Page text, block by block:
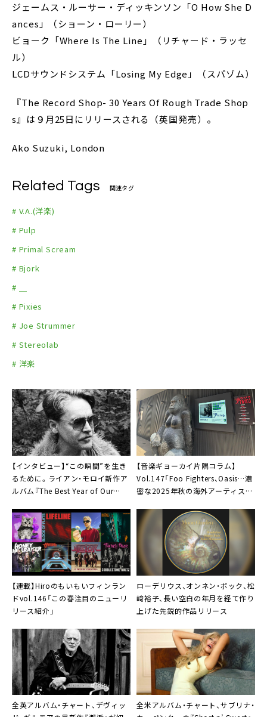
ジェームス・ルーサー・ディッキンソン「O How She D
ances」（ショーン・ローリー）
ビョーク「Where Is The Line」（リチャード・ラッセ
ル）
LCDサウンドシステム「Losing My Edge」（スパゾム）
『The Record Shop- 30 Years Of Rough Trade Shop
s』は９月25日にリリースされる（英国発売）。
Ako Suzuki, London
Related Tags 関連タグ
# V.A.(洋楽)
# Pulp
# Primal Scream
# Bjork
# ＿
# Pixies
# Joe Strummer
# Stereolab
# 洋楽
【インタビュー】“この瞬間”を生き
るために。ライアン・モロイ新作ア
ルバム『The Best Year of Our
【音楽ギョーカイ片隅コラム】
Vol.147「Foo Fighters、Oasis…濃
密な2025年秋の海外アーティスト
【連載】Hiroのもいもいフィンラン
ドvol.146「この春注目のニューリ
リース紹介」
ローデリウス 、オンネン・ボック、松
﨑裕子、長い空白の年月を経て作り
上げた先鋭的作品リリース
全英アルバム・チャート、デヴィッ
全米アルバム・チャート、サブリナ・